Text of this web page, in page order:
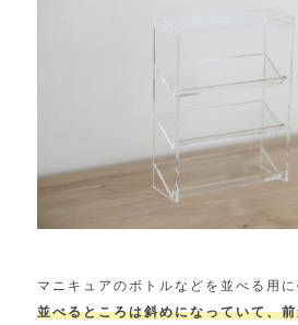
マニキュアのボトルなどを並べる用
並べるところは斜めになっていて、